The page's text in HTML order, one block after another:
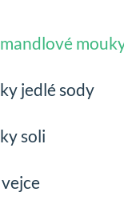
mandlové
jedlé sody
soli